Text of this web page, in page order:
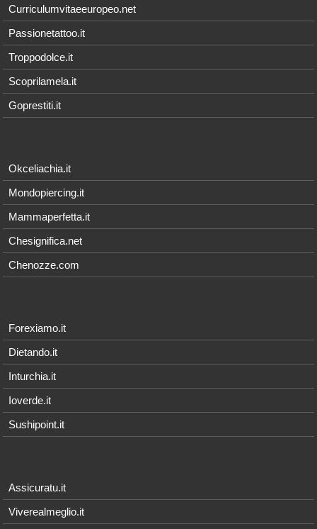
Curriculumvitaeeuropeo.net
Passionetattoo.it
Troppodolce.it
Scoprilamela.it
Goprestiti.it
Okceliachia.it
Mondopiercing.it
Mammaperfetta.it
Chesignifica.net
Chenozze.com
Forexiamo.it
Dietando.it
Inturchia.it
Ioverde.it
Sushipoint.it
Assicuratu.it
Viverealmeglio.it